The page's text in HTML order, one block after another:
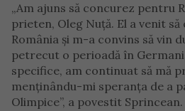
„Am ajuns să concurez pentru
prieten, Oleg Nuță. El a venit
România și m-a convins să vin
petrecut o perioadă în
specifice, am continuat să mă
menținându-mi speranța de a
Olimpice”, a povestit Sprincean.